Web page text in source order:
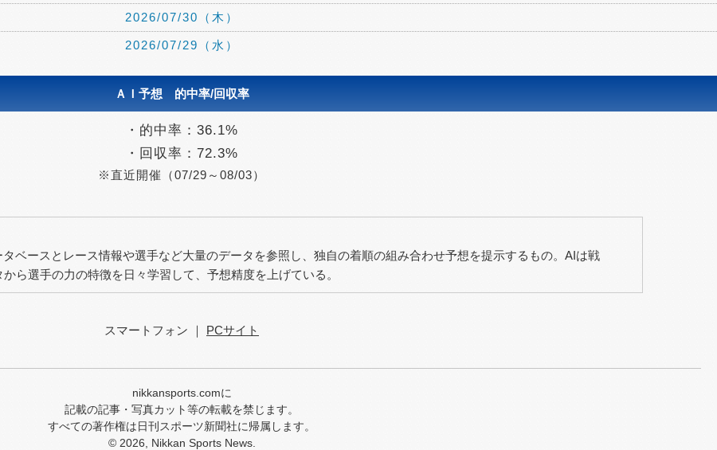
2026/07/30（木）
2026/07/29（水）
2026/07/24（金）
2026/07/23（木）
2026/07/22（水）
2026/07/21（火）
2026/07/20（月）
2026/07/14（火）
2026/07/13（月）
2026/07/12（日）
2026/07/06（月）
2026/07/05（日）
ＡＩ予想 的中率/回収率
・的中率： 36.1%
・回収率： 72.3%
※直近開催（07/29～08/03）
ベースとレース情報や選手など大量のデータを参照し、独自の着順の組み合わせ予想を提示するもの。AIは戦
ら選手の力の特徴を日々学習して、予想精度を上げている。
スマートフォン ｜ PCサイト
nikkansports.comに
記載の記事・写真カット等の転載を禁じます。
すべての著作権は日刊スポーツ新聞社に帰属します。
© 2026, Nikkan Sports News.